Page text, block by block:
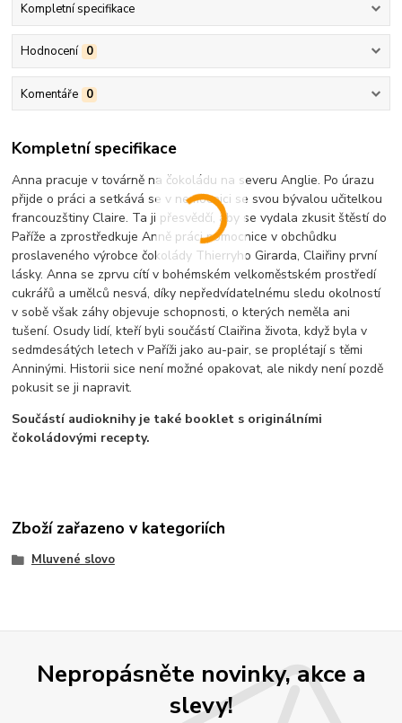
Kompletní specifikace
Hodnocení 0
Komentáře 0
Kompletní specifikace
Anna pracuje v továrně na čokoládu na severu Anglie. Po úrazu
přijde o práci a setkává se v nemocnici se svou bývalou učitelkou
francouzštiny Claire. Ta ji přesvědčí, aby se vydala zkusit štěstí do
Paříže a zprostředkuje Anně práci pomocnice v obchůdku
proslaveného výrobce čokolády Thierryho Girarda, Claiřiny první
lásky. Anna se zprvu cítí v bohémském velkoměstském prostředí
cukrářů a umělců nesvá, díky nepředvídatelnému sledu okolností
v sobě však záhy objevuje schopnosti, o kterých neměla ani
tušení. Osudy lidí, kteří byli součástí Claiřina života, když byla v
sedmdesátých letech v Paříži jako au-pair, se proplétají s těmi
Anninými. Historii sice není možné opakovat, ale nikdy není pozdě
pokusit se ji napravit.
Součástí audioknihy je také booklet s originálními
čokoládovými recepty.
Zboží zařazeno v kategoriích
Mluvené slovo
Nepropásněte novinky, akce a
slevy!